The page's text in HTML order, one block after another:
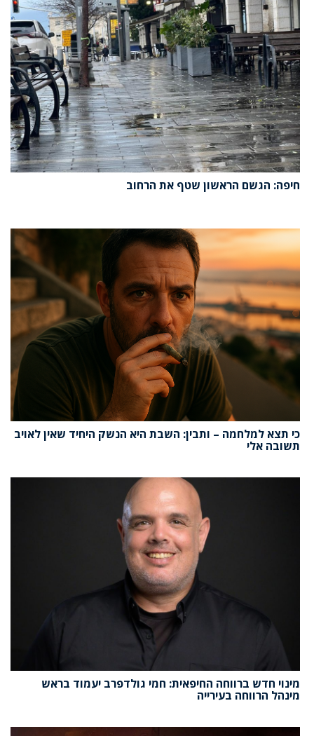
חיפה: הגשם הראשון שטף את הרחוב
כי תצא למלחמה – ותבין: השבת היא הנשק היחיד שאין לאויב
תשובה אלי
מינוי חדש ברווחה החיפאית: חמי גולדפרב יעמוד בראש
מינהל הרווחה בעירייה